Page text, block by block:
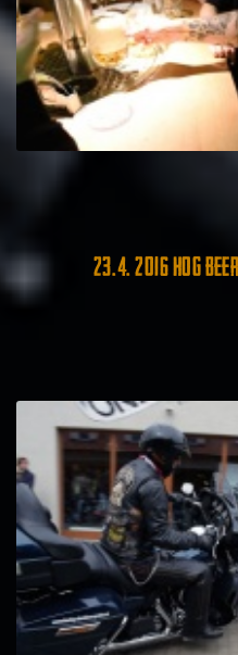
23. 4. 2016 HOG